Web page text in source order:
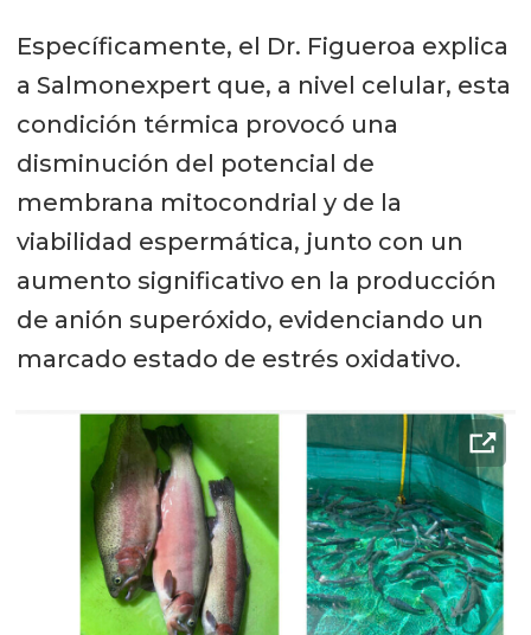
Específicamente, el Dr. Figueroa explica
a Salmonexpert que, a nivel celular, esta
condición térmica provocó una
disminución del potencial de
membrana mitocondrial y de la
viabilidad espermática, junto con un
aumento significativo en la producción
de anión superóxido, evidenciando un
marcado estado de estrés oxidativo.